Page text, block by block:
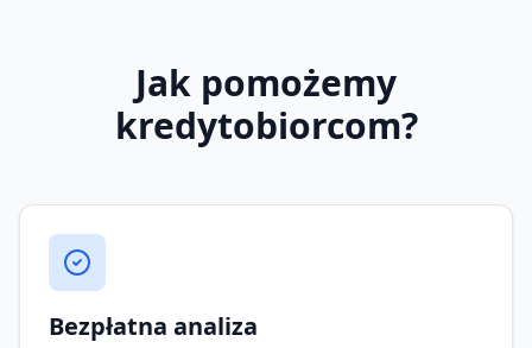
Jak pomożemy
kredytobiorcom?
Bezpłatna analiza